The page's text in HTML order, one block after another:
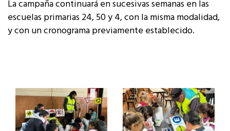
La campaña continuará en sucesivas semanas en las
escuelas primarias 24, 50 y 4, con la misma modalidad,
y con un cronograma previamente establecido.